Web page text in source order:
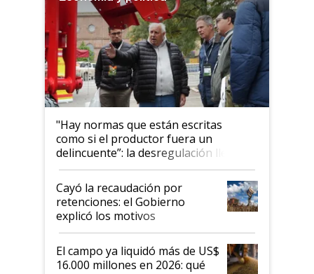
"Hay normas que están escritas
como si el productor fuera un
delincuente”: la desregulación llegó
al Congreso Aapresid y hasta se
habló del financiamiento al IPCVA
Cayó la recaudación por
retenciones: el Gobierno
explicó los motivos
El campo ya liquidó más de US$
16.000 millones en 2026: qué